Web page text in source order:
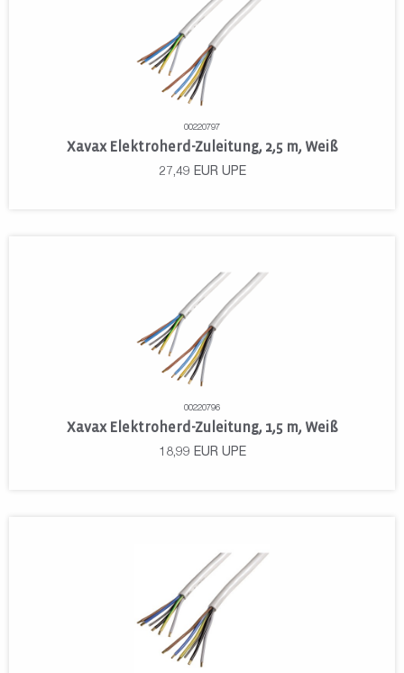
00220797
Xavax Elektroherd-Zuleitung, 2,5 m, Weiß
27,49 EUR UPE
00220796
Xavax Elektroherd-Zuleitung, 1,5 m, Weiß
18,99 EUR UPE